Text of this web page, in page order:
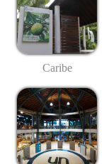
Caribe